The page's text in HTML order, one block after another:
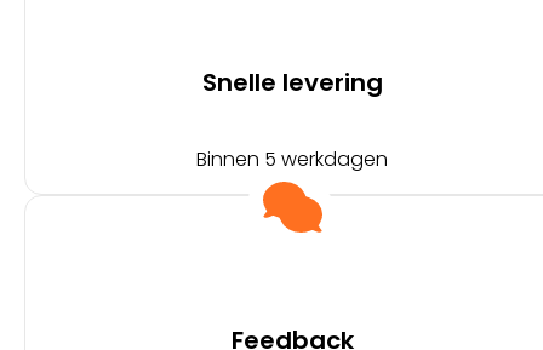
Snelle levering
Binnen 5 werkdagen
Feedback